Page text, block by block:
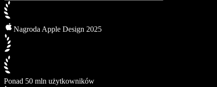
Nagroda Apple Design 2025
Ponad 50 mln użytkowników